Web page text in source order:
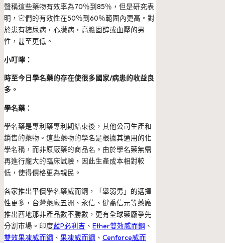
聲稱這些藥物有效率為70％到85％，但是研究表
明，它們的有效性在50％到60％範圍內更高。對
於患有糖尿病，心臟病，高膽固醇或血壓的男
性，甚至更低。
小叮嚀：
時至今日學名藥的存在使很多國家/病患的收益良
多。
學名藥：
學名藥是專利藥專利期結束後，其他公司生產和
銷售的藥物。這些藥物的學名是根據其通用的化
學名稱，而非原廠藥的商品名。由於學名藥無需
再進行龐大的臨床試驗，因此生產成本相對較
低，使得價格更為親民。
各家推出平價學名藥威而鋼，「舉弱男」的選擇
性更多，台灣藥廠五洲、永信、健喬信元等藥廠
推出西地那非產品數不勝數，更有全球藥廠爭先
分割市場。印度藍P必利吉 、 Ether雙效威而鋼 、
雙效果凍威而鋼 、 果凍威而鋼 、 Cenforce威而